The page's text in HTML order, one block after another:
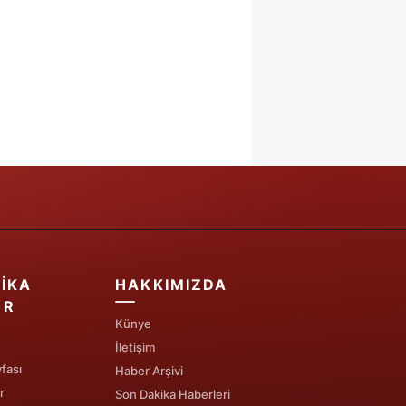
HAKKIMIZDA
Künye
İletişim
Haber Arşivi
Son Dakika Haberleri